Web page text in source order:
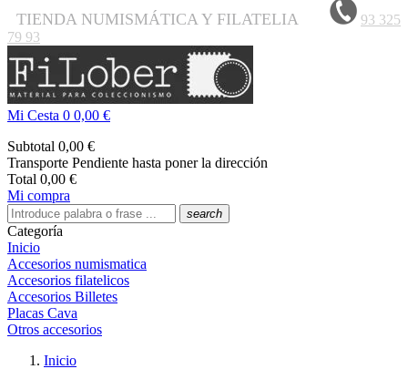
TIENDA NUMISMÁTICA Y FILATELIA
93 325
79 93
Mi Cesta 0 0,00 €
Subtotal 0,00 €
Transporte Pendiente hasta poner la dirección
Total 0,00 €
Mi compra
search
Categoría
Inicio
Accesorios numismatica
Accesorios filatelicos
Accesorios Billetes
Placas Cava
Otros accesorios
Inicio